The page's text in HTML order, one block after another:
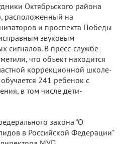
Октябрьского района
расположенный на
и проспекта Победы
звуковым
сигналов. В пресс-службе
что объект находится
коррекционной школе-
241 ребенок с
в том числе дети-
закона "О
в Российской Федерации"